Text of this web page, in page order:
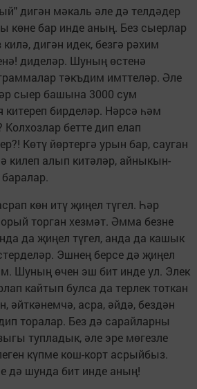
дигән мәкаль әле дә телдәдер
көне бар инде аның. Без сыерлар
дигән идек, безгә рәхим
диделәр. Шуның өстенә
тәкъдим имттеләр. Әле
сыер башына 3000 сум
китереп бирделәр. Нәрсә һәм
Колхозлар бетте дип елап
Көтү йөртергә урын бар, сауган
килеп алып китәләр, айныкын-
көн итү җиңел түгел. Һәр
торган хезмәт. Әмма безне
да җиңел түгел, анда да кашык
Эшнең берсе дә җиңел
Шуның өчен эш бит инде ул. Элек
кайтып булса да терлек тоткан
әйткәнемчә, асра, әйдә, бездән
торалар. Без дә сарайларны
тупладык, әле эре мөгезле
күпме кош-корт асрыйбыз.
дә шунда бит инде аның!